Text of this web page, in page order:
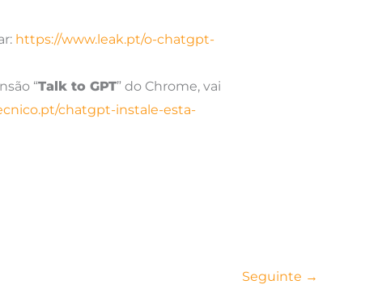
https://www.leak.pt/o-chatgpt-
“Talk to GPT” do Chrome, vai
chatgpt-instale-esta-
Seguinte →